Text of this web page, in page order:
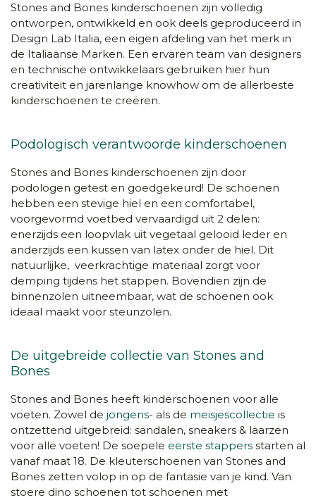
Stones and Bones kinderschoenen zijn volledig
ontworpen, ontwikkeld en ook deels geproduceerd in
Design Lab Italia, een eigen afdeling van het merk in
de Italiaanse Marken. Een ervaren team van designers
en technische ontwikkelaars gebruiken hier hun
creativiteit en jarenlange knowhow om de allerbeste
kinderschoenen te creëren.
Podologisch verantwoorde kinderschoenen
Stones and Bones kinderschoenen zijn door
podologen getest en goedgekeurd! De schoenen
hebben een stevige hiel en een comfortabel,
voorgevormd voetbed vervaardigd uit 2 delen:
enerzijds een loopvlak uit vegetaal gelooid leder en
anderzijds een kussen van latex onder de hiel. Dit
natuurlijke, veerkrachtige materiaal zorgt voor
demping tijdens het stappen. Bovendien zijn de
binnenzolen uitneembaar, wat de schoenen ook
ideaal maakt voor steunzolen.
De uitgebreide collectie van Stones and
Bones
Stones and Bones heeft kinderschoenen voor alle
voeten. Zowel de jongens- als de meisjescollectie is
ontzettend uitgebreid: sandalen, sneakers & laarzen
voor alle voeten! De soepele eerste stappers starten al
vanaf maat 18. De kleuterschoenen van Stones and
Bones zetten volop in op de fantasie van je kind. Van
stoere dino schoenen tot schoenen met